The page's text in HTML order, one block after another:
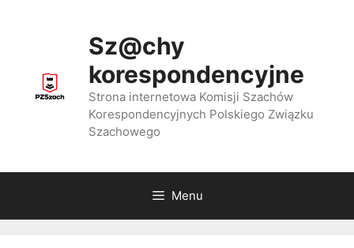
Sz@chy
korespondencyjne
Strona internetowa Komisji Szachów
Korespondencyjnych Polskiego Związku
Szachowego
Menu